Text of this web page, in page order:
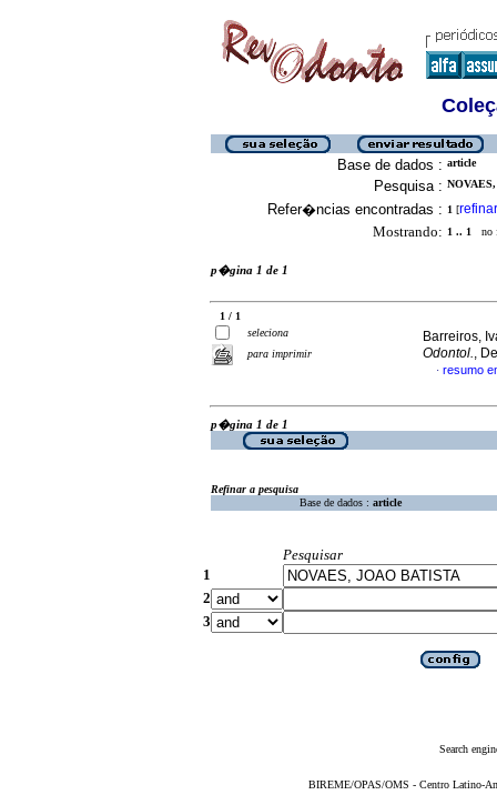
Base de dados : article
Pesquisa :
Refer�ncias encontradas : 1 [refinar
Mostrando: 1 .. 1 no
p�gina 1 de 1
1 / 1
seleciona
para imprimir
Barreiros,
Odontol.,
· resumo
p�gina 1 de 1
Refinar a pesquisa
Base de dados : article
Pesquisar
1
2
3
Search
BIREME/OPAS/OMS - Centro Latino-